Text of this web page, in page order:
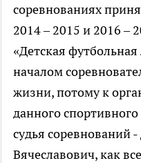
соревнованиях
2014 – 2015 и 2016 –
«Детская
началом
жизни, потому к
данного
судья соревнований
Вячеславович, как